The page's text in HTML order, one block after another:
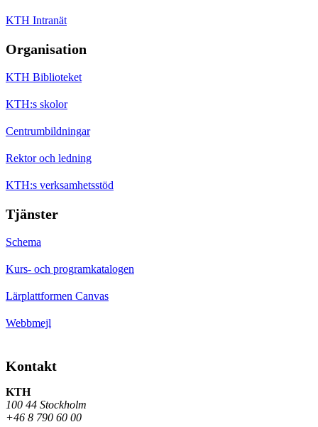
KTH Intranät
Organisation
KTH Biblioteket
KTH:s skolor
Centrumbildningar
Rektor och ledning
KTH:s verksamhetsstöd
Tjänster
Schema
Kurs- och programkatalogen
Lärplattformen Canvas
Webbmejl
Kontakt
KTH
100 44 Stockholm
+46 8 790 60 00